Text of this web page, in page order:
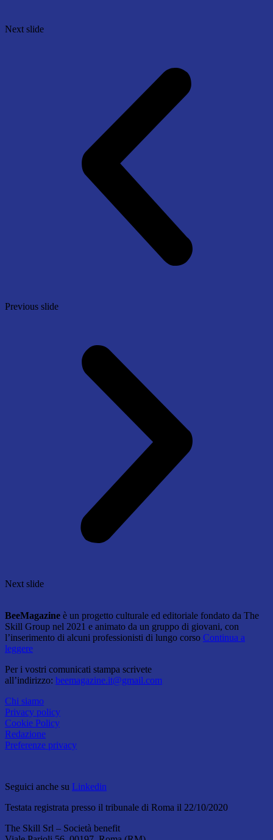
Next slide
Previous slide
Next slide
BeeMagazine è un progetto culturale ed editoriale fondato da The
Skill Group nel 2021 e animato da un gruppo di giovani, con
l’inserimento di alcuni professionisti di lungo corso Continua a
leggere
Per i vostri comunicati stampa scrivete
all’indirizzo: beemagazine.it@gmail.com
Chi siamo
Privacy policy
Cookie Policy
Redazione
Preferenze privacy
Seguici anche su Linkedin
Testata registrata presso il tribunale di Roma il 22/10/2020
The Skill Srl – Società benefit